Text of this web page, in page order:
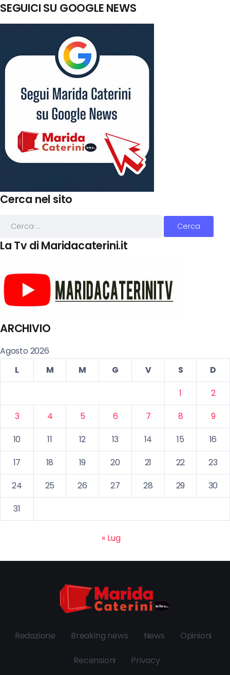
SEGUICI SU GOOGLE NEWS
Cerca nel sito
La Tv di Maridacaterini.it
ARCHIVIO
Agosto 2026
L
M M G V S
D
1
2
3
4 5 6 7 8
9
10
11 12 13 14 15
16
17
18 19 20 21 22
23
24
25 26 27 28 29
30
31
« Lug
Redazione Breaking news News Opinioni
Recensioni Privacy